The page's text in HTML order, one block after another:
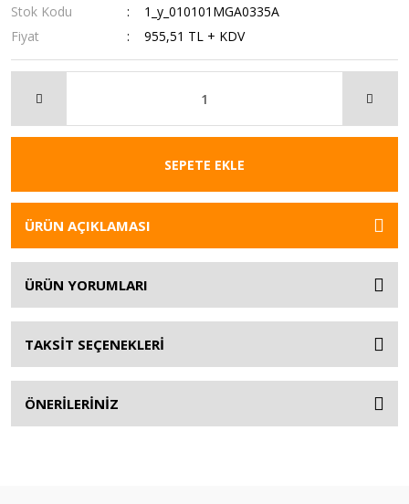
Stok Kodu
1_y_010101MGA0335A
Fiyat
955,51 TL + KDV
SEPETE EKLE
ÜRÜN AÇIKLAMASI
ÜRÜN YORUMLARI
TAKSİT SEÇENEKLERİ
ÖNERİLERİNİZ